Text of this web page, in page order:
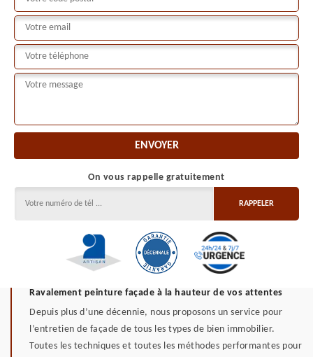
On vous rappelle gratuitement
Ravalement peinture façade à la hauteur de vos attentes
Depuis plus d’une décennie, nous proposons un service pour
l’entretien de façade de tous les types de bien immobilier.
Toutes les techniques et toutes les méthodes performantes pour